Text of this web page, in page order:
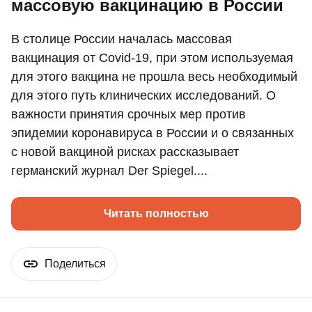
массовую вакцинацию в России
В столице России началась массовая
вакцинация от Covid-19, при этом используемая
для этого вакцина не прошла весь необходимый
для этого путь клинических исследований. О
важности принятия срочных мер против
эпидемии коронавируса в России и о связанных
с новой вакциной рисках рассказывает
германский журнал Der Spiegel....
Читать полностью
Поделиться